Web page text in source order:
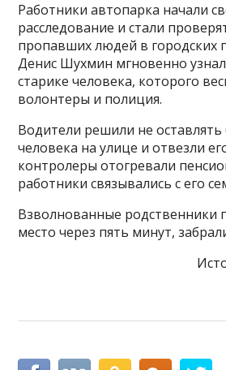
Работники автопарка начали
расследование и стали
пропавших людей в городских
Денис Шухмин мгновенно
старике человека, которого
волонтеры и полиция.
Водители решили не
человека на улице и отвезли
контролеры отогревали
работники связывались с его
Взволнованные родственники
место через пять минут,